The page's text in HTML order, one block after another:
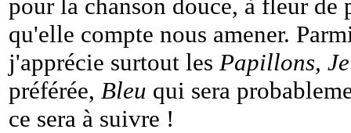
pour la chanson douce, à fleur de
qu'elle compte nous amener.
j'apprécie surtout les Papillons,
préférée, Bleu qui sera
ce sera à suivre !